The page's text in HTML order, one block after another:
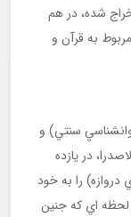
شده، در هم
به قرآن و
سنتي) و
در يازده
را به خود
اي كه جنين